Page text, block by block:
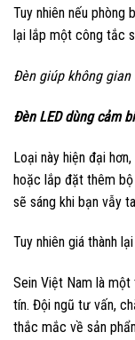
Tuy nhiên nếu phòng
lại lắp một công tắc
Đèn giúp không gian
Đèn LED dùng cảm
Loại này hiện đại
hoặc lắp đặt thêm
sẽ sáng khi bạn vẫy
Tuy nhiên giá thành
Sein Việt Nam là
tín. Đội ngũ tư vấn,
thắc mắc về sản